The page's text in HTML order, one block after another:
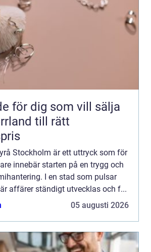
för dig som vill sälja
till rätt
Stockholm är ett uttryck som för
innebär starten på en trygg och
I en stad som pulsar
affärer ständigt utvecklas och f...
05 augusti 2026